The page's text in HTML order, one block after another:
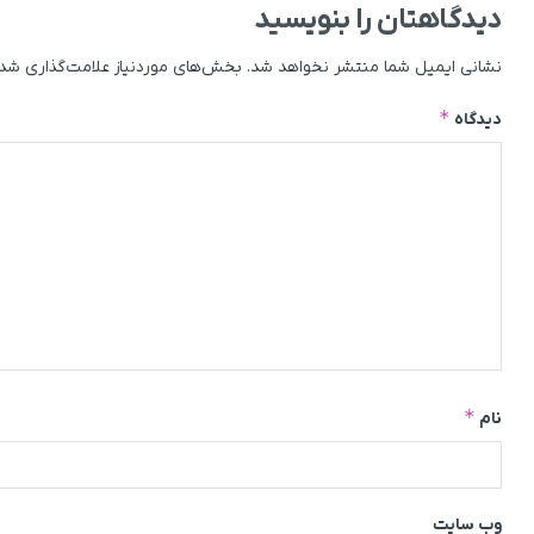
دیدگاهتان را بنویسید
نشانی ایمیل شما منتشر نخواهد شد. بخش‌های موردنیاز علامت‌گذاری
دیدگاه *
نام *
وب‌ سایت